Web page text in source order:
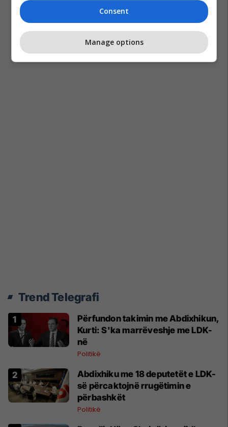
Trend Telegrafi
Përfundon takimin me Abdixhikun,
Kurti: S'ka marrëveshje me LDK-
në
Politikë
Abdixhiku me 18 deputetët e LDK-
së përcaktojnë rrugëtimin e
përbashkët
Politikë
Consent
Manage options